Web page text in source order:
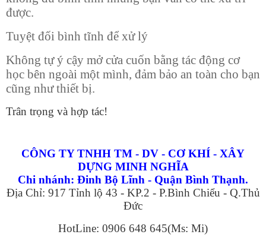
được.
Tuyệt đối bình tĩnh để xử lý
Không tự ý cậy mở cửa cuốn bằng tác động cơ
học bên ngoài một mình, đảm bảo an toàn cho bạn
cũng như thiết bị.
Trân trọng và hợp tác!
CÔNG TY TNHH TM - DV - CƠ KHÍ - XÂY
DỰNG MINH NGHĨA
Chi nhánh: Đinh Bộ Lĩnh - Quận Bình Thạnh.
Địa Chỉ: 917 Tỉnh lộ 43 - KP.2 - P.Bình Chiểu - Q.Thủ
Đức
HotLine: 0906 648 645(Ms: Mi)